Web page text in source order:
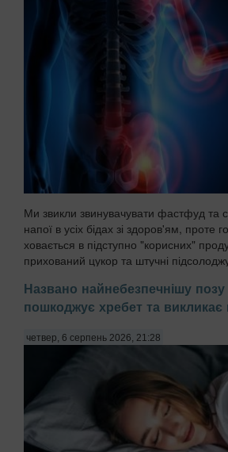
Ми звикли звинувачувати фастфуд та
напої в усіх бідах зі здоров'ям, проте
ховається в підступно "корисних"
прихований цукор та штучні
Названо найнебезпечнішу
пошкоджує хребет та викликає
четвер, 6 серпень 2026, 21:28